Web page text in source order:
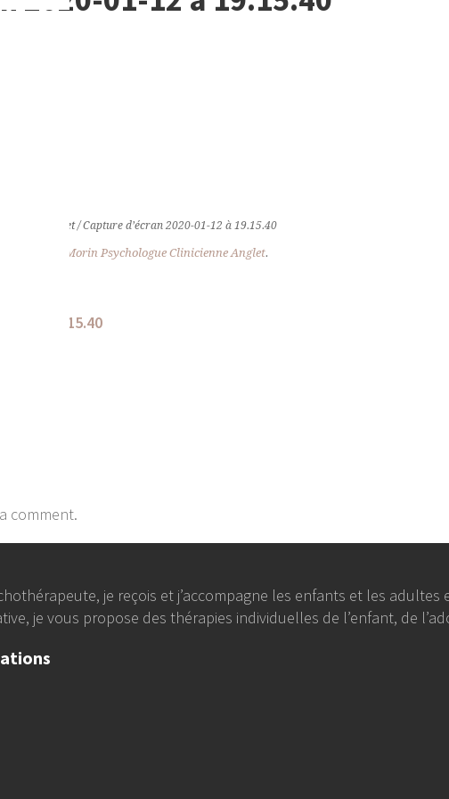
Anglet /Capture d’écran 2020-01-12 à 19.15.40
Amandine Morin Psychologue Clinicienne Anglet.
comment.
je reçois et j’accompagne les enfants et les
je vous propose des thérapies individuelles de l’enfant, de